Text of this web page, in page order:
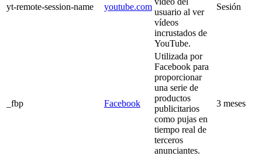
yt-remote-session-name youtube.com
usuario al ver
vídeos
incrustados de
YouTube.
Sesión
_fbp Facebook
Utilizada por
Facebook para
proporcionar
una serie de
productos
publicitarios
como pujas en
tiempo real de
terceros
anunciantes.
3 meses